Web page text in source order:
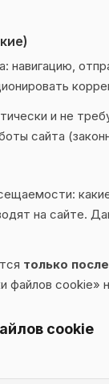
навигацию,
и не
сайта
на сайте.
только
файлов cookie»
cookie